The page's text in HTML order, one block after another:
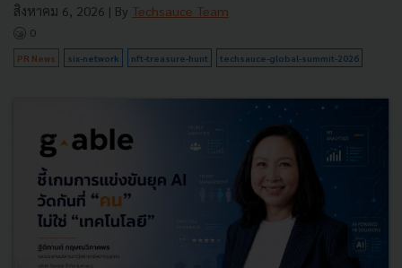
สิงหาคม 6, 2026 | By Techsauce Team
0
PR News six-network nft-treasure-hunt techsauce-global-summit-2026